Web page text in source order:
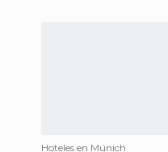
Hoteles en Múnich